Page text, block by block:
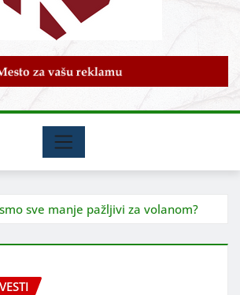
sve manje pažljivi za volanom?
VESTI